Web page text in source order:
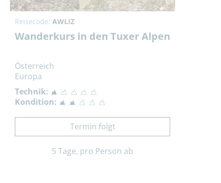
Reisecode: AWLIZ
Wanderkurs in den Tuxer Alpen
Österreich
Europa
Technik:
Kondition:
Termin folgt
5 Tage, pro Person ab